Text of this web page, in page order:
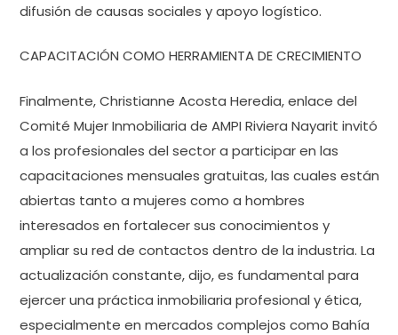
difusión de causas sociales y apoyo logístico.
CAPACITACIÓN COMO HERRAMIENTA DE CRECIMIENTO
Finalmente, Christianne Acosta Heredia, enlace del
Comité Mujer Inmobiliaria de AMPI Riviera Nayarit invitó
a los profesionales del sector a participar en las
capacitaciones mensuales gratuitas, las cuales están
abiertas tanto a mujeres como a hombres
interesados en fortalecer sus conocimientos y
ampliar su red de contactos dentro de la industria. La
actualización constante, dijo, es fundamental para
ejercer una práctica inmobiliaria profesional y ética,
especialmente en mercados complejos como Bahía